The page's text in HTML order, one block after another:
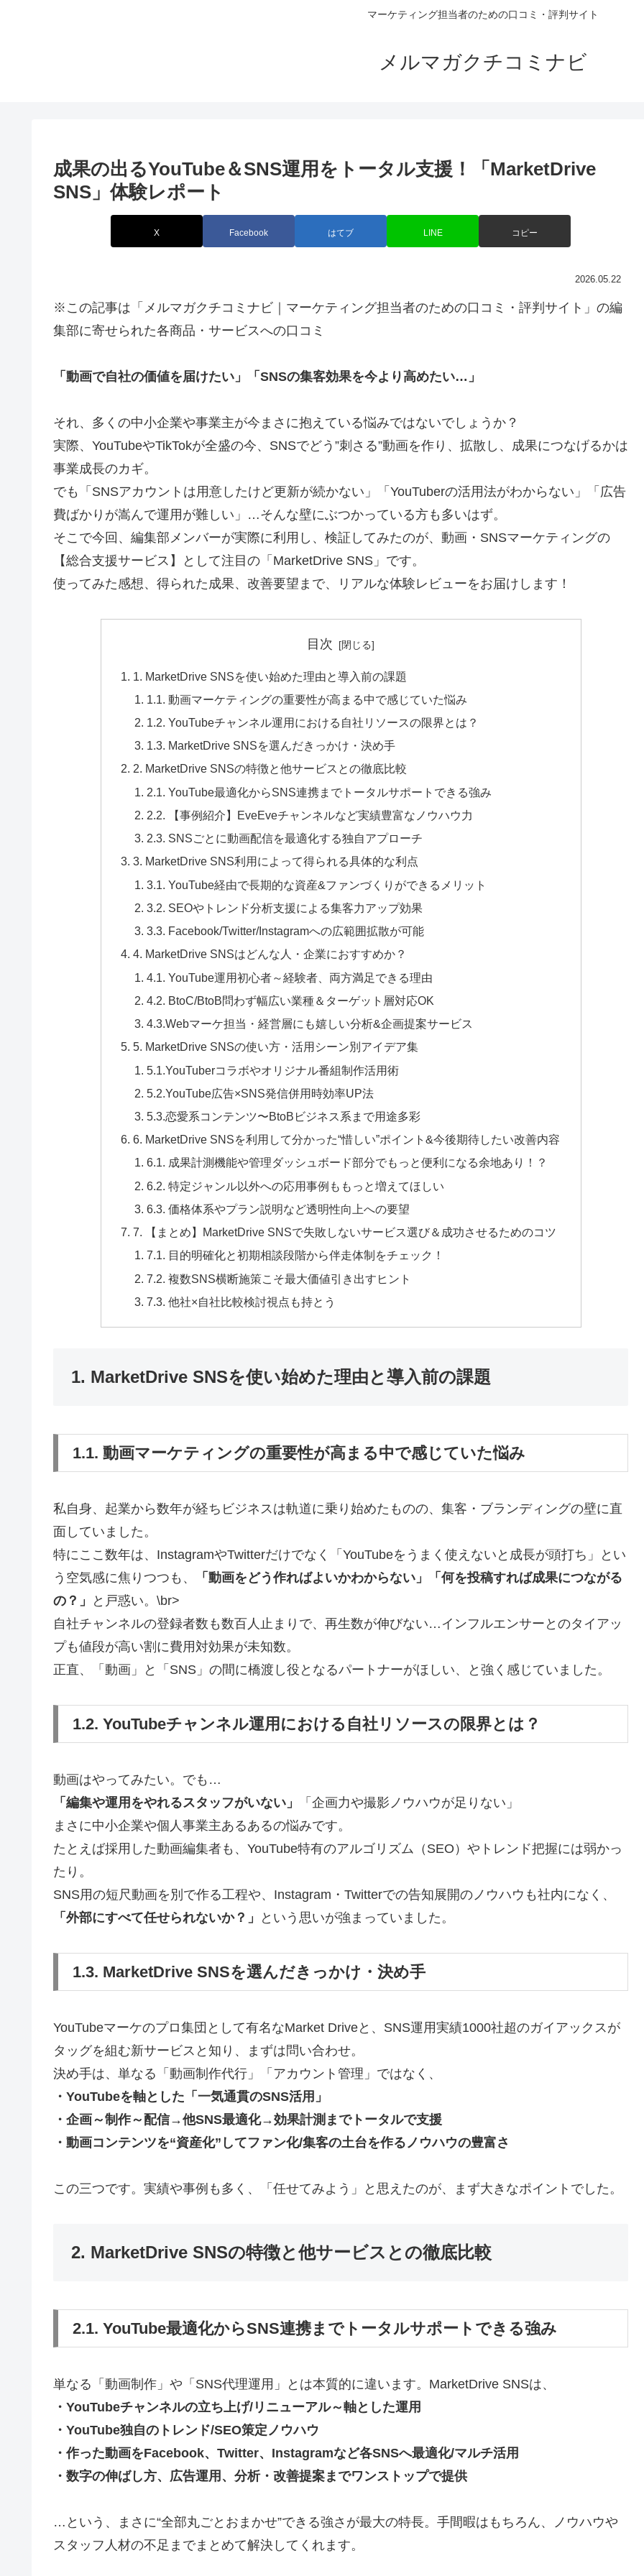
マーケティング担当者のための口コミ・評判サイト
メルマガクチコミナビ
成果の出るYouTube＆SNS運用をトータル支援！「MarketDrive
SNS」体験レポート
X Facebook はてブ LINE コピー
2026.05.22
※この記事は「メルマガクチコミナビ｜マーケティング担当者のための口コミ・評判サイト」の編
集部に寄せられた各商品・サービスへの口コミ
「動画で自社の価値を届けたい」「SNSの集客効果を今より高めたい…」
それ、多くの中小企業や事業主が今まさに抱えている悩みではないでしょうか？
実際、YouTubeやTikTokが全盛の今、SNSでどう”刺さる”動画を作り、拡散し、成果につなげるかは
事業成長のカギ。
でも「SNSアカウントは用意したけど更新が続かない」「YouTuberの活用法がわからない」「広告
費ばかりが嵩んで運用が難しい」…そんな壁にぶつかっている方も多いはず。
そこで今回、編集部メンバーが実際に利用し、検証してみたのが、動画・SNSマーケティングの
【総合支援サービス】として注目の「MarketDrive SNS」です。
使ってみた感想、得られた成果、改善要望まで、リアルな体験レビューをお届けします！
目次
1. MarketDrive SNSを使い始めた理由と導入前の課題
1.1. 動画マーケティングの重要性が高まる中で感じていた悩み
1.2. YouTubeチャンネル運用における自社リソースの限界とは？
1.3. MarketDrive SNSを選んだきっかけ・決め手
2. MarketDrive SNSの特徴と他サービスとの徹底比較
2.1. YouTube最適化からSNS連携までトータルサポートできる強み
2.2. 【事例紹介】EveEveチャンネルなど実績豊富なノウハウ力
2.3. SNSごとに動画配信を最適化する独自アプローチ
3. MarketDrive SNS利用によって得られる具体的な利点
3.1. YouTube経由で長期的な資産&ファンづくりができるメリット
3.2. SEOやトレンド分析支援による集客力アップ効果
3.3. Facebook/Twitter/Instagramへの広範囲拡散が可能
4. MarketDrive SNSはどんな人・企業におすすめか？
4.1. YouTube運用初心者～経験者、両方満足できる理由
4.2. BtoC/BtoB問わず幅広い業種＆ターゲット層対応OK
4.3.Webマーケ担当・経営層にも嬉しい分析&企画提案サービス
5. MarketDrive SNSの使い方・活用シーン別アイデア集
5.1.YouTuberコラボやオリジナル番組制作活用術
5.2.YouTube広告×SNS発信併用時効率UP法
5.3.恋愛系コンテンツ〜BtoBビジネス系まで用途多彩
6. MarketDrive SNSを利用して分かった“惜しい”ポイント&今後期待したい改善内容
6.1. 成果計測機能や管理ダッシュボード部分でもっと便利になる余地あり！？
6.2. 特定ジャンル以外への応用事例ももっと増えてほしい
6.3. 価格体系やプラン説明など透明性向上への要望
7. 【まとめ】MarketDrive SNSで失敗しないサービス選び＆成功させるためのコツ
7.1. 目的明確化と初期相談段階から伴走体制をチェック！
7.2. 複数SNS横断施策こそ最大価値引き出すヒント
7.3. 他社×自社比較検討視点も持とう
1. MarketDrive SNSを使い始めた理由と導入前の課題
1.1. 動画マーケティングの重要性が高まる中で感じていた悩み
私自身、起業から数年が経ちビジネスは軌道に乗り始めたものの、集客・ブランディングの壁に直
面していました。
特にここ数年は、InstagramやTwitterだけでなく「YouTubeをうまく使えないと成長が頭打ち」とい
う空気感に焦りつつも、
「動画をどう作ればよいかわからない」「何を投稿すれば成果につながる
の？」
と戸惑い。\br>
自社チャンネルの登録者数も数百人止まりで、再生数が伸びない…インフルエンサーとのタイアッ
プも値段が高い割に費用対効果が未知数。
正直、「動画」と「SNS」の間に橋渡し役となるパートナーがほしい、と強く感じていました。
1.2. YouTubeチャンネル運用における自社リソースの限界とは？
動画はやってみたい。でも…
「編集や運用をやれるスタッフがいない」
「企画力や撮影ノウハウが足りない」
まさに中小企業や個人事業主あるあるの悩みです。
たとえば採用した動画編集者も、YouTube特有のアルゴリズム（SEO）やトレンド把握には弱かっ
たり。
SNS用の短尺動画を別で作る工程や、Instagram・Twitterでの告知展開のノウハウも社内になく、
「外部にすべて任せられないか？」
という思いが強まっていました。
1.3. MarketDrive SNSを選んだきっかけ・決め手
YouTubeマーケのプロ集団として有名なMarket Driveと、SNS運用実績1000社超のガイアックスが
タッグを組む新サービスと知り、まずは問い合わせ。
決め手は、単なる「動画制作代行」「アカウント管理」ではなく、
・YouTubeを軸とした「一気通貫のSNS活用」
・企画～制作～配信→他SNS最適化→効果計測までトータルで支援
・動画コンテンツを“資産化”してファン化/集客の土台を作るノウハウの豊富さ
この三つです。実績や事例も多く、「任せてみよう」と思えたのが、まず大きなポイントでした。
2. MarketDrive SNSの特徴と他サービスとの徹底比較
2.1. YouTube最適化からSNS連携までトータルサポートできる強み
単なる「動画制作」や「SNS代理運用」とは本質的に違います。MarketDrive SNSは、
・YouTubeチャンネルの立ち上げ/リニューアル～軸とした運用
・YouTube独自のトレンド/SEO策定ノウハウ
・作った動画をFacebook、Twitter、Instagramなど各SNSへ最適化/マルチ活用
・数字の伸ばし方、広告運用、分析・改善提案までワンストップで提供
…という、まさに“全部丸ごとおまかせ”できる強さが最大の特長。手間暇はもちろん、ノウハウや
スタッフ人材の不足までまとめて解決してくれます。